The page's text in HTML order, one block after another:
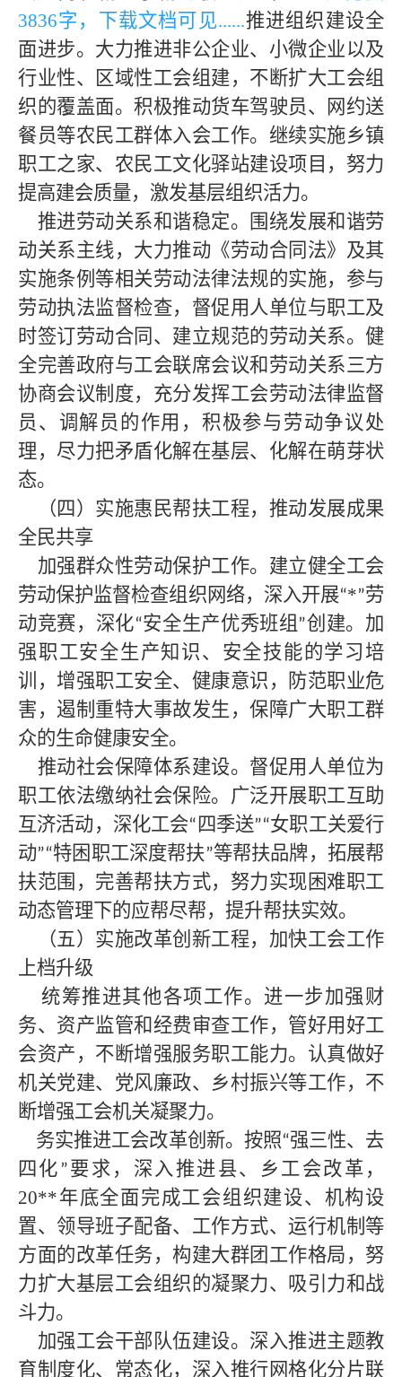
3836字，下载文档可见......推进组织建设全
面进步。大力推进非公企业、小微企业以及
行业性、区域性工会组建，不断扩大工会组
织的覆盖面。积极推动货车驾驶员、网约送
餐员等农民工群体入会工作。继续实施乡镇
职工之家、农民工文化驿站建设项目，努力
提高建会质量，激发基层组织活力。
推进劳动关系和谐稳定。围绕发展和谐劳
动关系主线，大力推动《劳动合同法》及其
实施条例等相关劳动法律法规的实施，参与
劳动执法监督检查，督促用人单位与职工及
时签订劳动合同、建立规范的劳动关系。健
全完善政府与工会联席会议和劳动关系三方
协商会议制度，充分发挥工会劳动法律监督
员、调解员的作用，积极参与劳动争议处
理，尽力把矛盾化解在基层、化解在萌芽状
态。
（四）实施惠民帮扶工程，推动发展成果
全民共享
加强群众性劳动保护工作。建立健全工会
劳动保护监督检查组织网络，深入开展“*”劳
动竞赛，深化“安全生产优秀班组 ”创建。加
强职工安全生产知识、安全技能的学习培
训，增强职工安全、健康意识，防范职业危
害，遏制重特大事故发生，保障广大职工群
众的生命健康安全。
推动社会保障体系建设。督促用人单位为
职工依法缴纳社会保险。广泛开展职工互助
互济活动，深化工会“ 四季送”“女职工关爱行
动”“特困职工深度帮扶”等帮扶品牌，拓展帮
扶范围，完善帮扶方式，努力实现困难职工
动态管理下的应帮尽帮，提升帮扶实效。
（五）实施改革创新工程，加快工会工作
上档升级
统筹推进其他各项工作。进一步加强财
务、资产监管和经费审查工作，管好用好工
会资产，不断增强服务职工能力。认真做好
机关党建、党风廉政、乡村振兴等工作，不
断增强工会机关凝聚力。
务实推进工会改革创新。按照“强三性、去
四化”要求，深入推进县、乡工会改革，
20**年底全面完成工会组织建设、机构设
置、领导班子配备、工作方式、运行机制等
方面的改革任务，构建大群团工作格局，努
力扩大基层工会组织的凝聚力、吸引力和战
斗力。
加强工会干部队伍建设。深入推进主题教
育制度化、常态化，深入推行网格化分片联